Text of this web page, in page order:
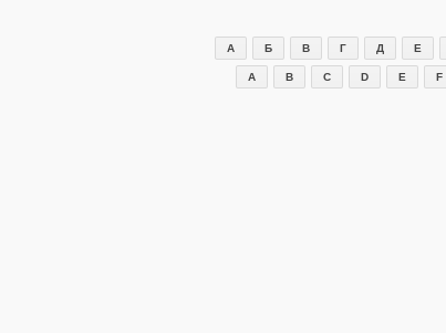
А Б В Г Д Е
A B C D E F